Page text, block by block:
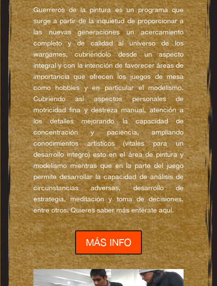
Guerreros de la pintura es un programa que
surge a partir de la inquietud de proporcionar a
las nuevas generaciones un acercamiento
completo y de calidad al universo de los
wargames, cubriéndolo desde un aspecto
integral y con la intención de favorecer áreas de
importancia que ofrecen los juegos de mesa
como hobbies y en particular el modelismo.
Cubriendo así aspectos personales de
motricidad fina y destreza manual, atención a
los detalles mejorando la capacidad de
concentración y paciencia, ampliando
conocimientos artísticos (vitales para un
desarrollo integro) esto en el área de pintura y
modelismo mientras que en la parte del juego
permite desarrollar la capacidad de análisis de
circunstancias adversas, desarrollo de
estrategia, meditación y toma de decisiones,
entre otros. Quieres saber más entérate aquí.
MÁS INFO